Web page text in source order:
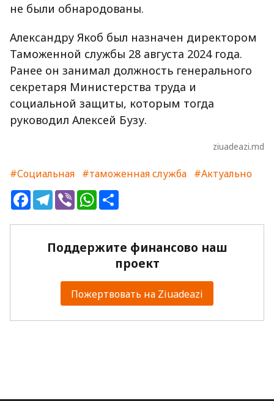
не были обнародованы.
Александру Якоб был назначен директором
Таможенной службы 28 августа 2024 года.
Ранее он занимал должность генерального
секретаря Министерства труда и
социальной защиты, которым тогда
руководил Алексей Бузу.
ziuadeazi.md
#Социальная #таможенная служба #Актуально
FacebookTelegram
ViberWhatsApp
Поддержите финансово наш
проект
Пожертвовать на Ziuadeazi